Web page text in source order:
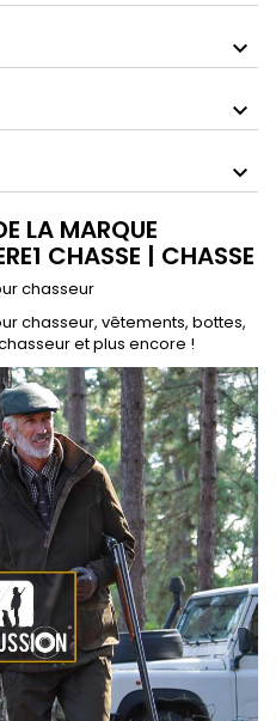
LA MARQUE
CHASSE | CHASSE
chasseur
chasseur, vêtements, bottes,
et plus encore !